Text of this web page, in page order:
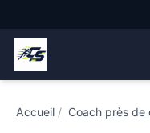
Accueil / Coach près de